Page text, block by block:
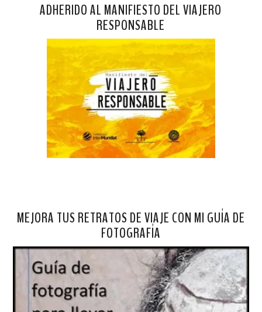
ADHERIDO AL MANIFIESTO DEL VIAJERO
RESPONSABLE
MEJORA TUS RETRATOS DE VIAJE CON MI GUÍA DE
FOTOGRAFÍA